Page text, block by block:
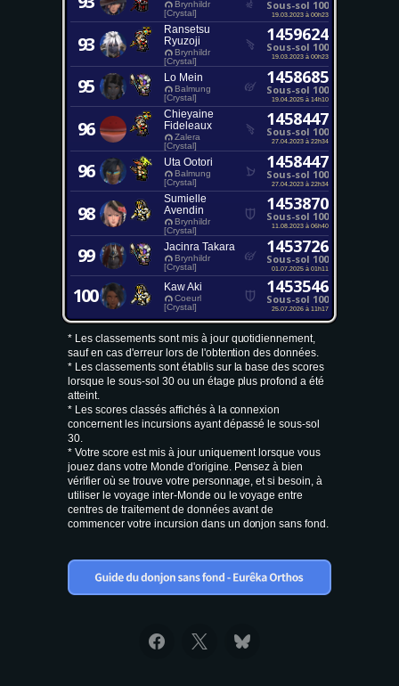
Brynhildr
[Crystal]
Sous-sol 100
19.03.2023 à 00h23
93
Ransetsu
Ryuzoji
Brynhildr
[Crystal]
1459624
Sous-sol 100
19.03.2023 à 00h23
95 Lo Mein
Balmung
[Crystal]
1458685
Sous-sol 100
19.04.2025 à 14h10
96
Chieyaine
Fideleaux
Zalera
[Crystal]
1458447
Sous-sol 100
27.04.2023 à 22h34
96 Uta Ootori
Balmung
[Crystal]
1458447
Sous-sol 100
27.04.2023 à 22h34
98
Sumielle
Avendin
Brynhildr
[Crystal]
1453870
Sous-sol 100
11.08.2023 à 06h40
99 Jacinra Takara
Brynhildr
[Crystal]
1453726
Sous-sol 100
01.07.2025 à 01h11
100 Kaw Aki
Coeurl
[Crystal]
1453546
Sous-sol 100
25.07.2026 à 11h17
* Les classements sont mis à jour quotidiennement,
sauf en cas d'erreur lors de l'obtention des données.
* Les classements sont établis sur la base des scores
lorsque le sous-sol 30 ou un étage plus profond a été
atteint.
* Les scores classés affichés à la connexion
concernent les incursions ayant dépassé le sous-sol
30.
* Votre score est mis à jour uniquement lorsque vous
jouez dans votre Monde d'origine. Pensez à bien
vérifier où se trouve votre personnage, et si besoin, à
utiliser le voyage inter-Monde ou le voyage entre
centres de traitement de données avant de
commencer votre incursion dans un donjon sans fond.